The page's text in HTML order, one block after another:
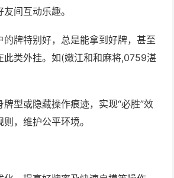
间互动乐趣。
牌特别好，总是能拿到好牌，甚至
类外挂。如(嫩江和和麻将,0759湛
型或隐藏操作痕迹，实现“必胜”效
，维护公平环境。